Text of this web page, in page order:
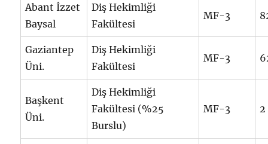
Abant İzzet
Baysal
Diş Hekimliği
Fakültesi
MF-3
Gaziantep
Üni.
Diş Hekimliği
Fakültesi
MF-3
Başkent
Üni.
Diş Hekimliği
Fakültesi (%25
Burslu)
MF-3 2